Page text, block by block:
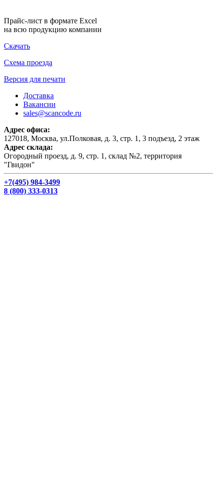
Прайс-лист в формате Excel
на всю продукцию компании
Скачать
Схема проезда
Версия для печати
Доставка
Вакансии
sales@scancode.ru
Адрес офиса:
127018, Москва, ул.Полковая, д. 3, стр. 1, 3 подъезд, 2 этаж
Адрес склада:
Огородный проезд, д. 9, стр. 1, склад №2, территория
"Гвидон"
+7(495) 984-3499
8 (800) 333-0313